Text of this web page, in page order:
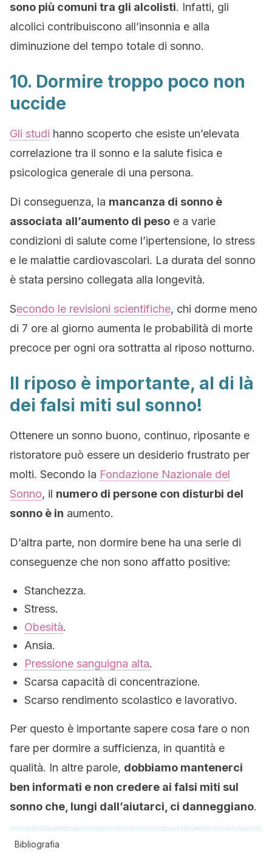
sono più comuni tra gli alcolisti. Infatti, gli
alcolici contribuiscono all’insonnia e alla
diminuzione del tempo totale di sonno.
10. Dormire troppo poco non
uccide
Gli studi hanno scoperto che esiste un’elevata
correlazione tra il sonno e la salute fisica e
psicologica generale di una persona.
Di conseguenza, la mancanza di sonno è
associata all’aumento di peso e a varie
condizioni di salute come l’ipertensione, lo stress
e le malattie cardiovascolari. La durata del sonno
è stata persino collegata alla longevità.
Secondo le revisioni scientifiche, chi dorme meno
di 7 ore al giorno aumenta le probabilità di morte
precoce per ogni ora sottratta al riposo notturno.
Il riposo è importante, al di là
dei falsi miti sul sonno!
Ottenere un sonno buono, continuo, riposante e
ristoratore può essere un desiderio frustrato per
molti. Secondo la Fondazione Nazionale del
Sonno, il numero di persone con disturbi del
sonno è in aumento.
D’altra parte, non dormire bene ha una serie di
conseguenze che non sono affatto positive:
Stanchezza.
Stress.
Obesità.
Ansia.
Pressione sanguigna alta.
Scarsa capacità di concentrazione.
Scarso rendimento scolastico e lavorativo.
Per questo è importante sapere cosa fare o non
fare per dormire a sufficienza, in quantità e
qualità. In altre parole, dobbiamo mantenerci
ben informati e non credere ai falsi miti sul
sonno che, lungi dall’aiutarci, ci danneggiano.
Bibliografia